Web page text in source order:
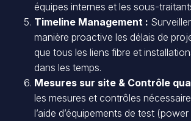
équipes internes et les sous-
Timeline Management :
manière proactive les délais de
que tous les liens fibre et
dans les temps.
Mesures sur site & Contrôle
les mesures et contrôles
l’aide d’équipements de test